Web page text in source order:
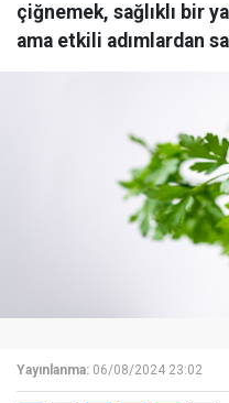
çiğnemek, sağlıklı bir
ama etkili adımlardan
Yayınlanma: 06/08/2024 23:02